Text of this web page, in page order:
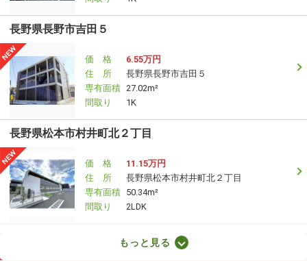
長野県長野市吉田５
価 格
6.55万円
住 所
長野県長野市吉田５
専有面積 27.02m²
間取り
1K
長野県松本市村井町北２丁目
価 格
11.15万円
住 所
長野県松本市村井町北２丁目
専有面積 50.34m²
間取り
2LDK
長野県長野市三輪５丁目もっと見る